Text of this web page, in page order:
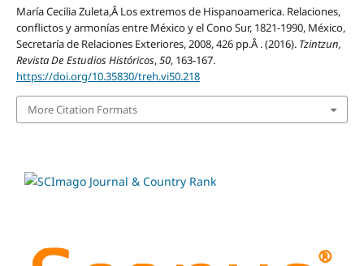
María Cecilia Zuleta,Â Los extremos de Hispanoamerica. Relaciones,
conflictos y armonías entre México y el Cono Sur, 1821-1990, México,
Secretaría de Relaciones Exteriores, 2008, 426 pp.Â . (2016). Tzintzun,
Revista De Estudios Históricos,50, 163-167.
https://doi.org/10.35830/treh.vi50.218
More Citation Formats